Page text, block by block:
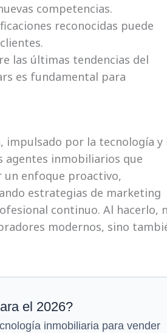
competencias.
reconocidas puede
las últimas tendencias del
es fundamental para
por la tecnología y
agentes inmobiliarios que
un enfoque proactivo,
estrategias de marketing
continuo. Al hacerlo,
modernos, sino
el 2026?
inmobiliaria para vender